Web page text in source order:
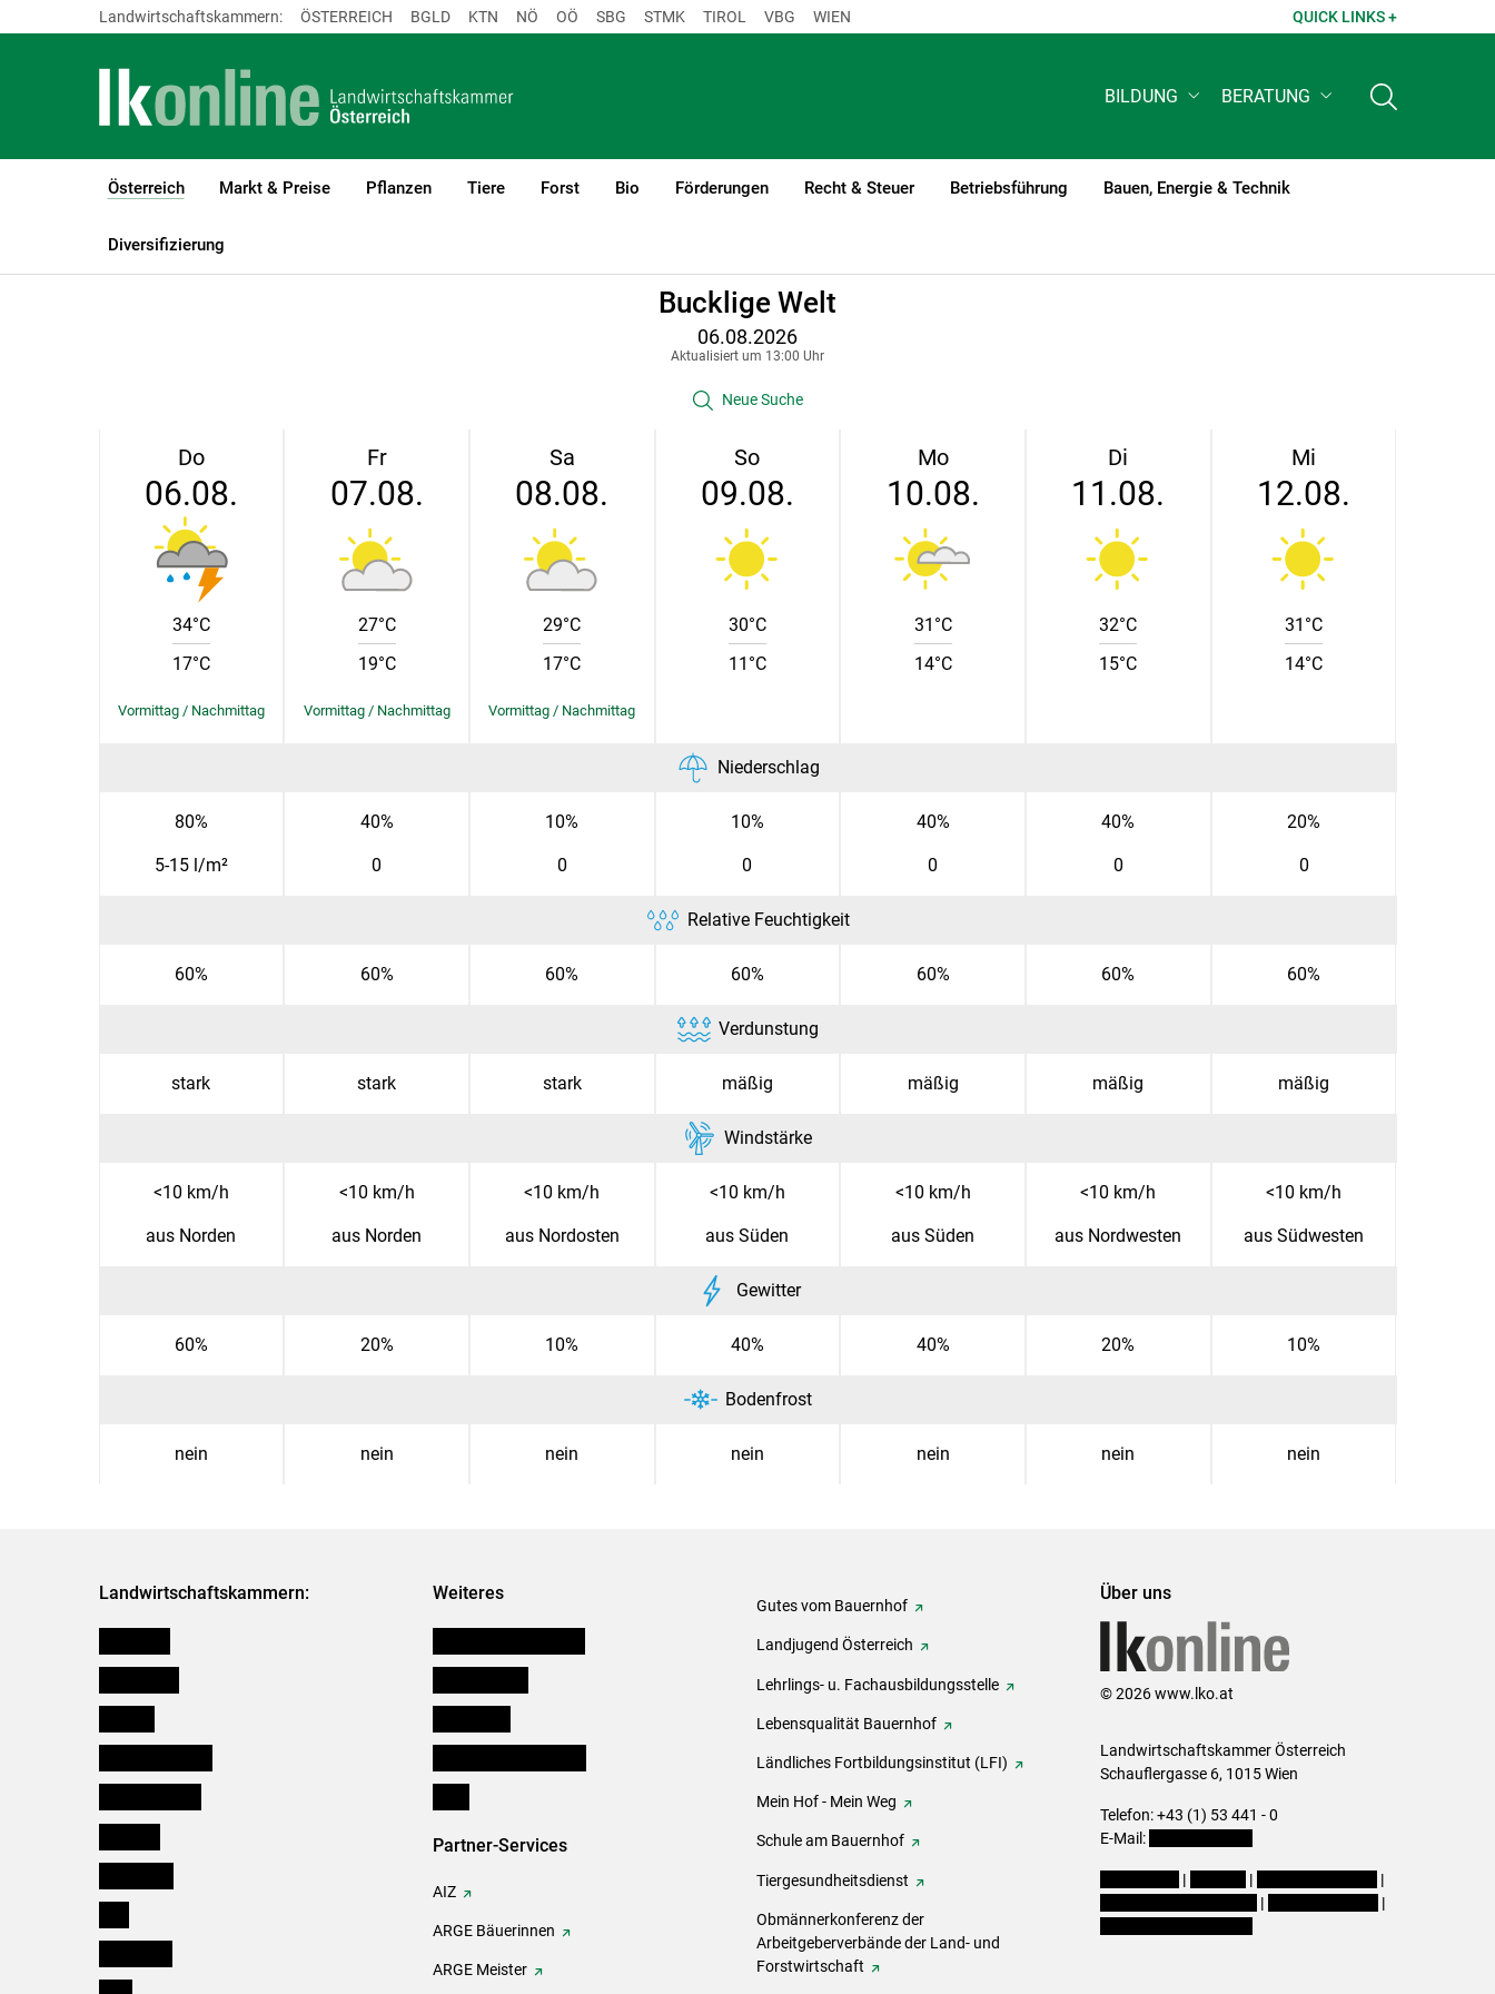
Skip to main content
Landwirtschaftskammern: ÖSTERREICH BGLD KTN NÖ OÖ SBG STMK TIROL VBG WIEN QUICK LINKS +
BILDUNG BERATUNG
Österreich
(current)1
Markt & Preise Pflanzen Tiere Forst Bio Förderungen Recht & Steuer Betriebsführung Bauen, Energie & Technik
Diversifizierung
LK Österreich Österreich
Bucklige Welt
06.08.2026
Aktualisiert um 13:00 Uhr
Neue Suche
Do
06.08.
Fr
07.08.
Sa
08.08.
So
09.08.
Mo
10.08.
Di
11.08.
Mi
12.08.
34°C
17°C
27°C
19°C
29°C
17°C
30°C
11°C
31°C
14°C
32°C
15°C
31°C
14°C
Niederschlag
80%
5-15 l/m²
40%
0
10%
0
10%
0
40%
0
40%
0
20%
0
Relative Feuchtigkeit
60% 60% 60% 60% 60% 60% 60%
Verdunstung
stark stark stark mäßig mäßig mäßig mäßig
Windstärke
<10 km/h
aus Norden
<10 km/h
aus Norden
<10 km/h
aus Nordosten
<10 km/h
aus Süden
<10 km/h
aus Süden
<10 km/h
aus Nordwesten
<10 km/h
aus Südwesten
Gewitter
60% 20% 10% 40% 40% 20% 10%
Bodenfrost
nein nein nein nein nein nein nein
Landwirtschaftskammern: Weiteres
Partner-Services
AIZ
ARGE Bäuerinnen
ARGE Meister
Gutes vom Bauernhof
Landjugend Österreich
Lehrlings- u. Fachausbildungsstelle
Lebensqualität Bauernhof
Ländliches Fortbildungsinstitut (LFI)
Mein Hof - Mein Weg
Schule am Bauernhof
Tiergesundheitsdienst
Obmännerkonferenz der
Arbeitgeberverbände der Land- und
Forstwirtschaft
Über uns
© 2026 www.lko.at
Landwirtschaftskammer Österreich
Schauflergasse 6, 1015 Wien
Telefon:+43 (1) 53 441 - 0
E-Mail:
| |
|
|
|